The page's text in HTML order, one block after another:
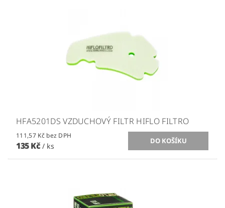
HFA5201DS VZDUCHOVÝ FILTR HIFLO FILTRO
111,57 Kč bez DPH
135 Kč / ks